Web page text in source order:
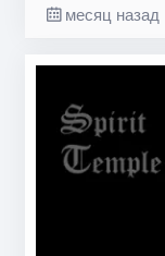
месяц назад